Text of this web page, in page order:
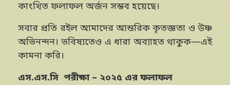
কাংখিত ফলাফল অর্জন সম্ভব হয়েছে।
সবার প্রতি রইল আমাদের আন্তরিক কৃতজ্ঞতা ও উষ্ণ
অভিনন্দন। ভবিষ্যতেও এ ধারা অব্যাহত থাকুক—এই
কামনা করি।
এস.এস.সি পরীক্ষা – ২০২৫ এর ফলাফল